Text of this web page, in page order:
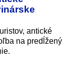
antické
na predĺžený